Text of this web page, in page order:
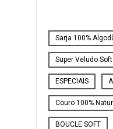
Sarja 100%
Super Veludo Soft
ESPECIAIS
Couro 100%
BOUCLE SOFT